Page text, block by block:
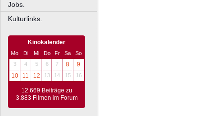
Jobs.
Kulturlinks.
Kinokalender
Mo Di Mi Do Fr Sa
So
3
4 5 6 7 8
9
10
11 12 13 14 15 16
12.669 Beiträge zu
3.883 Filmen im Forum